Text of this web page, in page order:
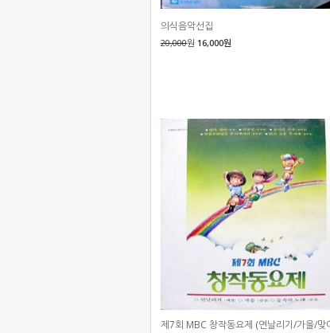
의식음악선집
20,000원 16,000원
제7회 MBC 창작동요제 (연날리기/가을/맞